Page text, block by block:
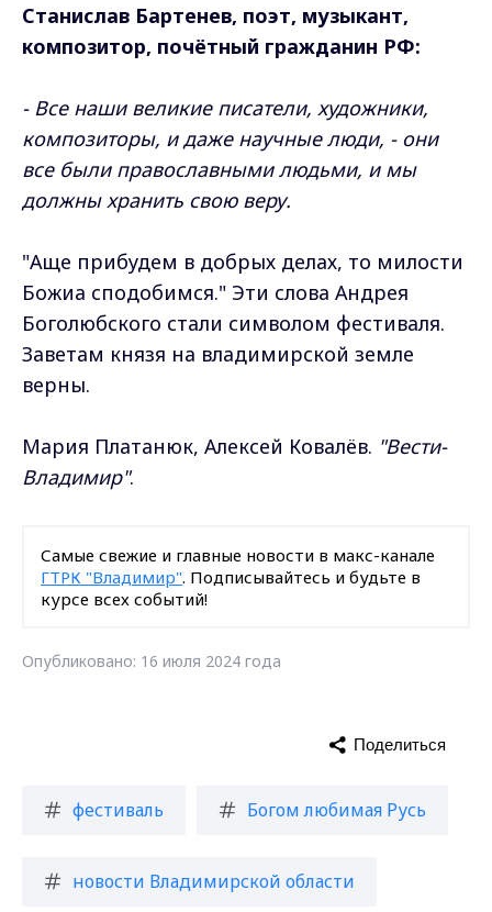
Станислав Бартенев, поэт, музыкант,
композитор, почётный гражданин РФ:
- Все наши великие писатели, художники,
композиторы, и даже научные люди, - они
все были православными людьми, и мы
должны хранить свою веру.
"Аще прибудем в добрых делах, то милости
Божиа сподобимся." Эти слова Андрея
Боголюбского стали символом фестиваля.
Заветам князя на владимирской земле
верны.
Мария Платанюк, Алексей Ковалёв. "Вести-
Владимир".
Самые свежие и главные новости в макс-канале
ГТРК "Владимир". Подписывайтесь и будьте в
курсе всех событий!
Опубликовано: 16 июля 2024 года
фестиваль Богом любимая Русь
новости Владимирской области
Поделиться